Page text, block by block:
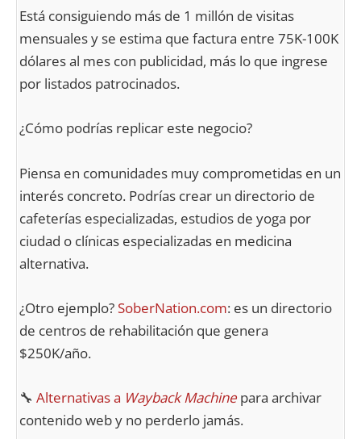
Está consiguiendo más de 1 millón de visitas
mensuales y se estima que factura entre 75K-100K
dólares al mes con publicidad, más lo que ingrese
por listados patrocinados.
¿Cómo podrías replicar este negocio?
Piensa en comunidades muy comprometidas en un
interés concreto. Podrías crear un directorio de
cafeterías especializadas, estudios de yoga por
ciudad o clínicas especializadas en medicina
alternativa.
¿Otro ejemplo?SoberNation.com: es un directorio
de centros de rehabilitación que genera
$250K/año.
🔧 Alternativas a Wayback Machinepara archivar
contenido web y no perderlo jamás.